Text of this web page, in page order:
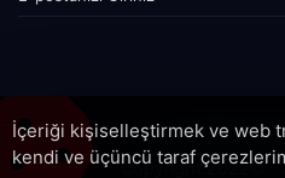
Copyright 2022© -
İçeriği kişiselleştirmek ve web
kendi ve üçüncü taraf